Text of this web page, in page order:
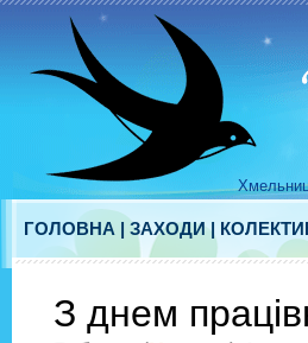
ГОЛОВНА | ЗАХОДИ |
З днем